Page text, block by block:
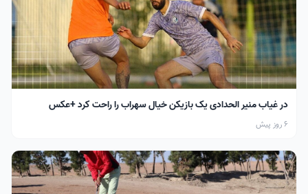
در غیاب منیر الحدادی یک بازیکن خیال سهراب را راحت کرد +عکس
6 روز پیش